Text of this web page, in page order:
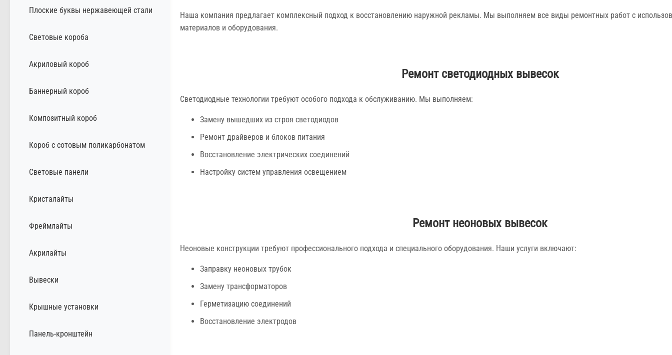
Плоские буквы нержавеющей стали
Световые короба
Акриловый короб
Баннерный короб
Композитный короб
Короб с сотовым поликарбонатом
Световые панели
Кристалайты
Фреймлайты
Акрилайты
Вывески
Крышные установки
Панель-кронштейн
Наша компания предлагает комплексный подход к восстановлению наружной рекламы. Мы выполняем все виды ремонтных работ с
материалов и оборудования.
Ремонт светодиодных вывесок
Светодиодные технологии требуют особого подхода к обслуживанию. Мы выполняем:
Замену вышедших из строя светодиодов
Ремонт драйверов и блоков питания
Восстановление электрических соединений
Настройку систем управления освещением
Ремонт неоновых вывесок
Неоновые конструкции требуют профессионального подхода и специального оборудования. Наши услуги включают:
Заправку неоновых трубок
Замену трансформаторов
Герметизацию соединений
Восстановление электродов